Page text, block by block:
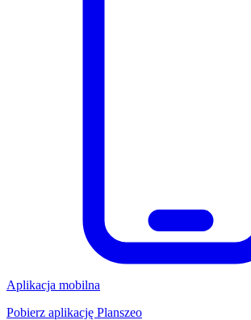
Aplikacja mobilna
Pobierz aplikację Planszeo